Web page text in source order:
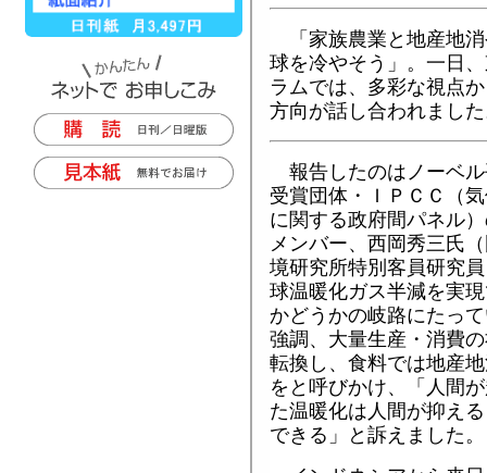
「家族農業と地産地
球を冷やそう」。一日
ラムでは、多彩な視点
方向が話し合われまし
報告したのはノーベ
受賞団体・ＩＰＣＣ（
に関する政府間パネル
メンバー、西岡秀三氏
境研究所特別客員研究
球温暖化ガス半減を実
かどうかの岐路にたっ
強調、大量生産・消費
転換し、食料では地産
をと呼びかけ、「人間
た温暖化は人間が抑え
できる」と訴えました。